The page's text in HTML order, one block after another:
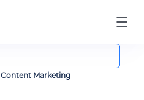
Content Marketing